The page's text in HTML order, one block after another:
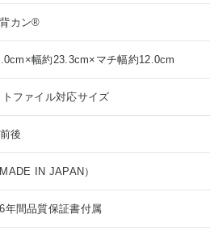
カン®
幅約23.3cm×マチ幅約12.0cm
ファイル対応サイズ
後
IN JAPAN）
年間品質保証書付属